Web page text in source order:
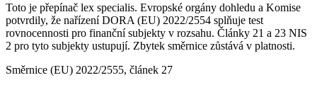
Toto je přepínač lex specialis. Evropské orgány dohledu a Komise
potvrdily, že nařízení DORA (EU) 2022/2554 splňuje test
rovnocennosti pro finanční subjekty v rozsahu. Články 21 a 23 NIS
2 pro tyto subjekty ustupují. Zbytek směrnice zůstává v platnosti.
Směrnice (EU) 2022/2555, článek 27